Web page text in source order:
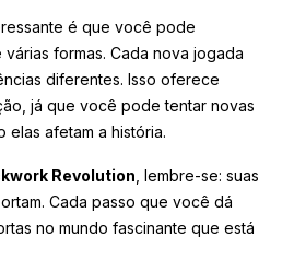
é que você pode
formas. Cada nova jogada
diferentes. Isso oferece
já que você pode tentar novas
afetam a história.
Revolution, lembre-se: suas
Cada passo que você dá
no mundo fascinante que está